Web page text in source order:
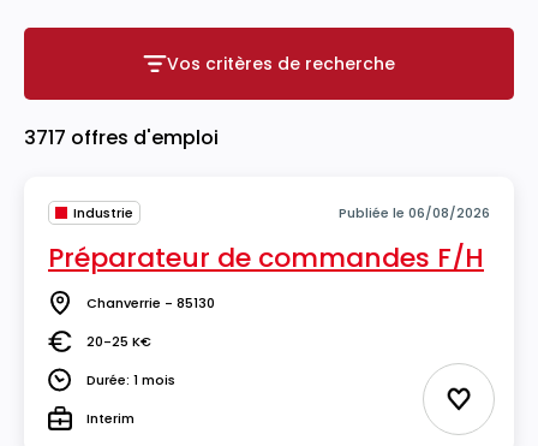
Vos critères de recherche
Vos critères de recherche
3717 offres d'emploi
Industrie Publiée le 06/08/2026
Préparateur de commandes F/H
Lieu Chanverrie - 85130
Salaire20-25 K€
DuréeDurée: 1 mois
TypeInterim Ajouter